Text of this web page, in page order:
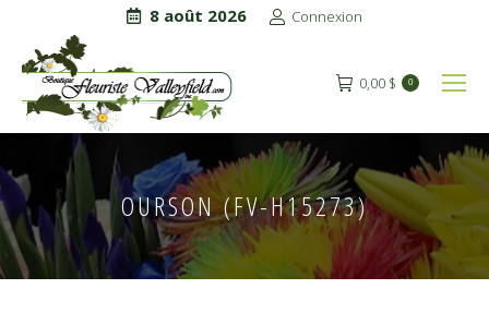
8 août 2026 Connexion
0,00 $ 0
OURSON (FV-H15273)